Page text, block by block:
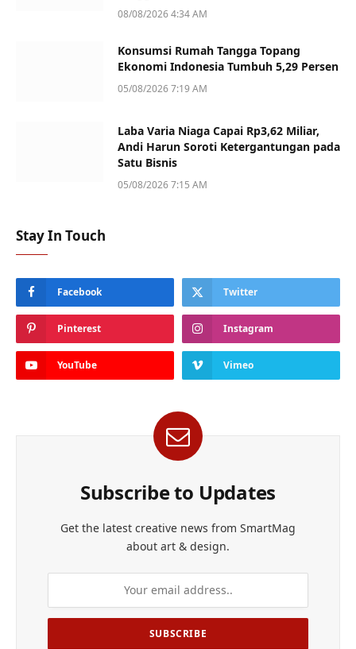
08/08/2026 4:34 AM
Konsumsi Rumah Tangga Topang
Ekonomi Indonesia Tumbuh 5,29 Persen
05/08/2026 7:19 AM
Laba Varia Niaga Capai Rp3,62 Miliar,
Andi Harun Soroti Ketergantungan pada
Satu Bisnis
05/08/2026 7:15 AM
Stay In Touch
Facebook Twitter
Pinterest Instagram
YouTube Vimeo
Subscribe to Updates
Get the latest creative news from SmartMag
about art & design.